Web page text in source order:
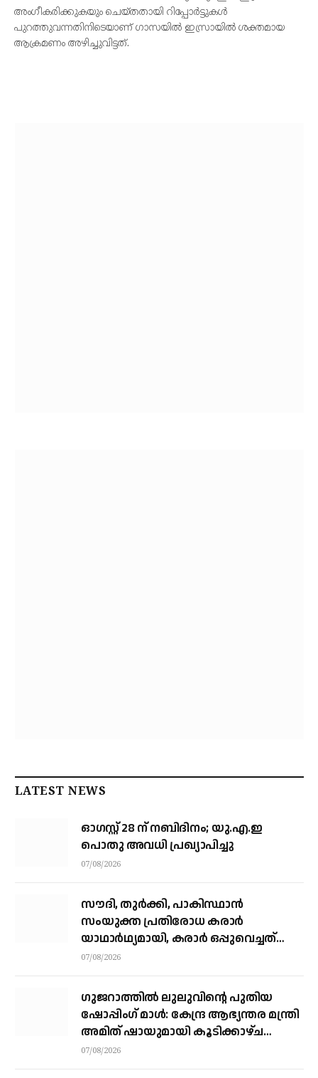
അംഗീകരിക്കുകയും ചെയ്തതായി റിപ്പോര്‍ട്ടുകള്‍
പുറത്തുവന്നതിനിടെയാണ് ഗാസയില്‍ ഇസ്രായില്‍ ശക്തമായ
ആക്രമണം അഴിച്ചുവിട്ടത്.
LATEST NEWS
ഓഗസ്റ്റ് 28 ന് നബിദിനം; യു.എ.ഇ
പൊതു അവധി പ്രഖ്യാപിച്ചു
07/08/2026
സൗദി, തുര്‍ക്കി, പാകിസ്ഥാന്‍
സംയുക്ത പ്രതിരോധ കരാര്‍
യാഥാര്‍ഥ്യമായി, കരാര്‍ ഒപ്പുവെച്ചത്
വിശുദ്ധ ഹറമിന്റെ ചാരത്ത്
07/08/2026
ഗുജറാത്തിൽ ലുലുവിന്റെ പുതിയ
ഷോപ്പിംഗ് മാൾ: കേന്ദ്ര ആഭ്യന്തര മന്ത്രി
അമിത് ഷായുമായി കൂടിക്കാഴ്ച
നടത്തി എം.എ യൂസഫലി
07/08/2026